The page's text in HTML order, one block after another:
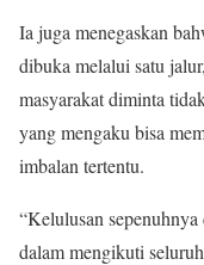
Ia juga menegaskan
dibuka melalui satu
masyarakat diminta
yang mengaku bisa
imbalan tertentu.
“Kelulusan
dalam mengikuti